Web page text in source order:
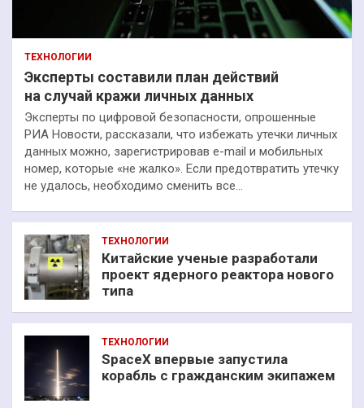
ТЕХНОЛОГИИ
Эксперты составили план действий
на случай кражи личных данных
Эксперты по цифровой безопасности, опрошенные
РИА Новости, рассказали, что избежать утечки личных
данных можно, зарегистрировав e-mail и мобильных
номер, которые «не жалко». Если предотвратить утечку
не удалось, необходимо сменить все…
ТЕХНОЛОГИИ
Китайские ученые разработали
проект ядерного реактора нового
типа
ТЕХНОЛОГИИ
SpaceX впервые запустила
корабль с гражданским экипажем